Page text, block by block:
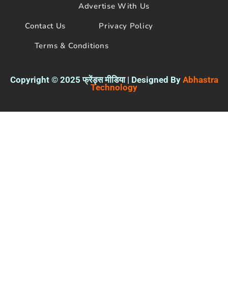
Advertise With Us
Contact Us
Privacy Policy
Terms & Conditions
Copyright © 2025 फ्रेंड्स मीडिया | Designed By Abhastra
Technology